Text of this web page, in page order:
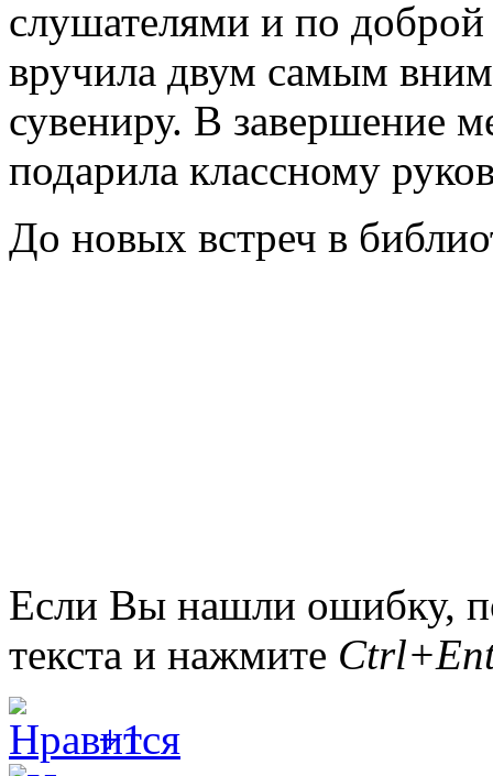
слушателями и по
вручила двум самым
сувениру. В завершение
подарила классному
До новых встреч в
Если Вы нашли ошибку,
текста и нажмите
+1